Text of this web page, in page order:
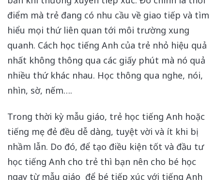
điểm mà trẻ đang có nhu cầu về giao tiếp và tìm
hiểu mọi thứ liên quan tới môi trường xung
quanh. Cách học tiếng Anh của trẻ nhỏ hiệu quả
nhất không thông qua các giấy phút mà nó quả
nhiều thứ khác nhau. Học thông qua nghe, nói,
nhìn, sờ, nếm….
Trong thời kỳ mẫu giáo, trẻ học tiếng Anh hoặc
tiếng mẹ đẻ đều dễ dàng, tuyệt vời và ít khi bị
nhầm lẫn. Do đó, để tạo điều kiện tốt và đầu tư
học tiếng Anh cho trẻ thì bạn nên cho bé học
ngay từ mẫu giáo để bé tiếp xúc với tiếng Anh